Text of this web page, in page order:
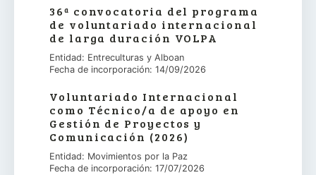
36ª convocatoria del programa
de voluntariado internacional
de larga duración VOLPA
Entidad: Entreculturas y Alboan
Fecha de incorporación: 14/09/2026
Voluntariado Internacional
como Técnico/a de apoyo en
Gestión de Proyectos y
Comunicación (2026)
Entidad: Movimientos por la Paz
Fecha de incorporación: 17/07/2026